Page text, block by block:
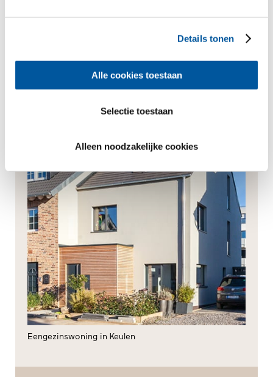
Details tonen
Alle cookies toestaan
Selectie toestaan
Alleen noodzakelijke cookies
Eengezinswoning in Keulen